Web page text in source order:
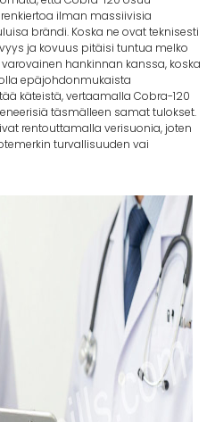
ilman massiivisia
brändi. Koska ne ovat teknisesti
ja kovuus pitäisi tuntua melko
hankinnan kanssa, koska
epäjohdonmukaista
käteistä, vertaamalla Cobra-120
täsmälleen samat tulokset.
rentouttamalla verisuonia, joten
turvallisuuden vai